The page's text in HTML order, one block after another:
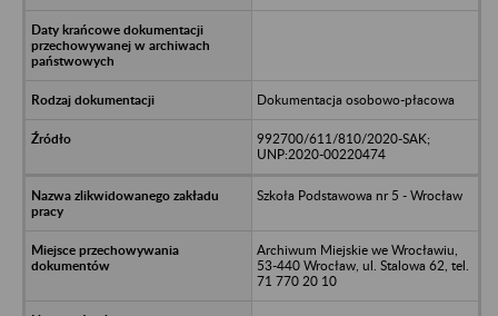
Dokumentacja osobowo-płacowa
992700/611/810/2020-SAK;
UNP:2020-00220474
Szkoła Podstawowa nr 5 - Wrocław
Archiwum Miejskie we Wrocławiu,
53-440 Wrocław, ul. Stalowa 62, tel.
71 770 20 10